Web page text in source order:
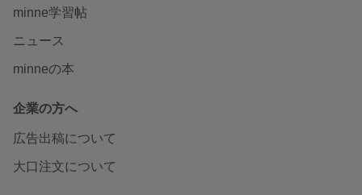
minne学習帖
ニュース
minneの本
企業の方へ
広告出稿について
大口注文について